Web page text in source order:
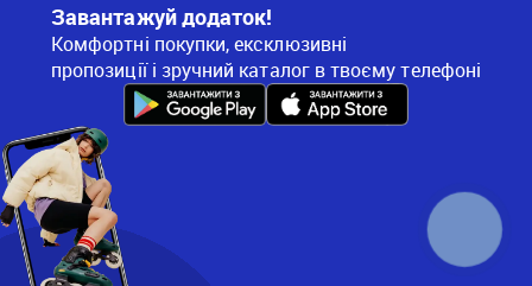
Завантажуй додаток!
Комфортні покупки, ексклюзивні
пропозиції і зручний каталог в твоєму телефоні